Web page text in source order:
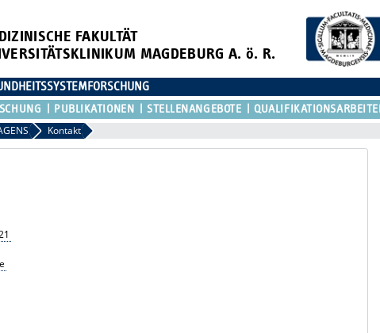
FAKULTÄT
MAGDEBURG A. ö. R.
PUBLIKATIONEN STELLENANGEBOTE
Kontakt